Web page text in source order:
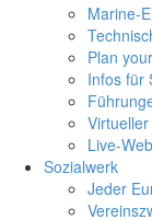
Marine-
Plan
Infos für
Live-
Sozialwerk
Jeder